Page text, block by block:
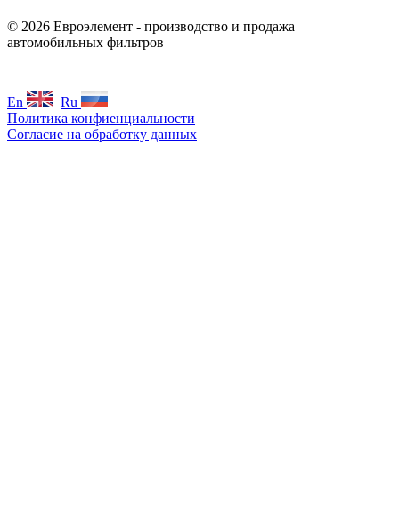
© 2026 Евроэлемент - производство и продажа
автомобильных фильтров
En
Ru
Политика конфиенциальности
Согласие на обработку данных